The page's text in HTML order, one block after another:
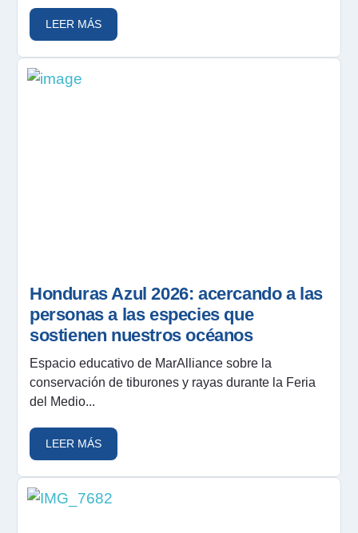
LEER MÁS
Honduras Azul 2026: acercando a las
personas a las especies que
sostienen nuestros océanos
Espacio educativo de MarAlliance sobre la
conservación de tiburones y rayas durante la Feria
del Medio...
LEER MÁS